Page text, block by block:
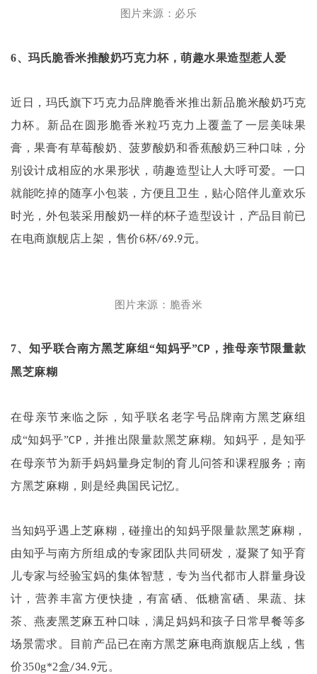
图片来源：必乐
6、玛氏脆香米推酸奶巧克力杯，萌趣水果造型惹人爱
近日，玛氏旗下巧克力品牌脆香米推出新品脆米酸奶巧克
力杯。新品在圆形脆香米粒巧克力上覆盖了一层美味果
膏，果膏有草莓酸奶、菠萝酸奶和香蕉酸奶三种口味，分
别设计成相应的水果形状，萌趣造型让人大呼可爱。一口
就能吃掉的随享小包装，方便且卫生，贴心陪伴儿童欢乐
时光，外包装采用酸奶一样的杯子造型设计，产品目前已
在电商旗舰店上架，售价6杯/69.9元。
图片来源：脆香米
7、知乎联合南方黑芝麻组“知妈乎”CP ，推母亲节限量款
黑芝麻糊
在母亲节来临之际，知乎联名老字号品牌南方黑芝麻组
成“知妈乎”CP ，并推出限量款黑芝麻糊。知妈乎，是知乎
在母亲节为新手妈妈量身定制的育儿问答和课程服务；南
方黑芝麻糊，则是经典国民记忆。
当知妈乎遇上芝麻糊，碰撞出的知妈乎限量款黑芝麻糊，
由知乎与南方所组成的专家团队共同研发，凝聚了知乎育
儿专家与经验宝妈的集体智慧，专为当代都市人群量身设
计，营养丰富方便快捷，有富硒、低糖富硒、果蔬、抹
茶、燕麦黑芝麻五种口味，满足妈妈和孩子日常早餐等多
场景需求。目前产品已在南方黑芝麻电商旗舰店上线，售
价350g*2盒/34.9元。